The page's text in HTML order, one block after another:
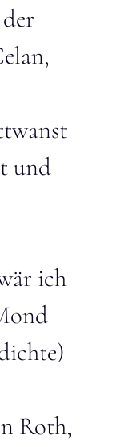
und
ich
Roth,